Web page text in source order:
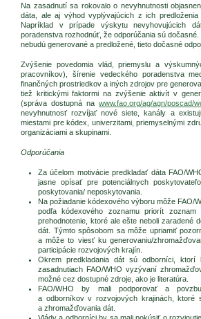
Na zasadnutí sa rokovalo o nevyhnutnosti
dáta, ale aj výhod vyplývajúcich z ich predloženia
Napríklad v prípade výskytu nevyhovujúcich
poradenstva rozhodnúť, že odporúčania sú
nebudú generované a predložené, tieto dočasné
Zvýšenie povedomia vlád, priemyslu a
pracovníkov), šírenie vedeckého poradenstva
finančných prostriedkov a iných zdrojov pre
tiež kritickými faktormi na zvýšenie aktivít v
(správa dostupná na www.fao.org/ag/agn/poscad/
nevyhnutnosť rozvíjať nové siete, kanály a
miestami pre kódex, univerzitami, priemyselnými
organizáciami a skupinami.
Odporúčania
Za účelom motivácie predkladať dáta FAO/
jasne opísať pre potenciálnych
poskytovania/ neposkytovania.
Na požiadanie kódexového výboru môže FAO/
podľa kódexového zoznamu priorít zoznam
prehodnotenie, ktoré ale ešte neboli zaradené
dát. Týmto spôsobom sa môže upriamiť
a môže to viesť ku generovaniu/
participácie rozvojových krajín.
Okrem predkladania dát sú odborníci, ktorí
zasadnutiach FAO/WHO vyzývaní
možné cez dostupné zdroje, ako je literatúra.
FAO/WHO by mali podporovať a
a odborníkov v rozvojových krajinách, ktoré
a zhromažďovania dát.